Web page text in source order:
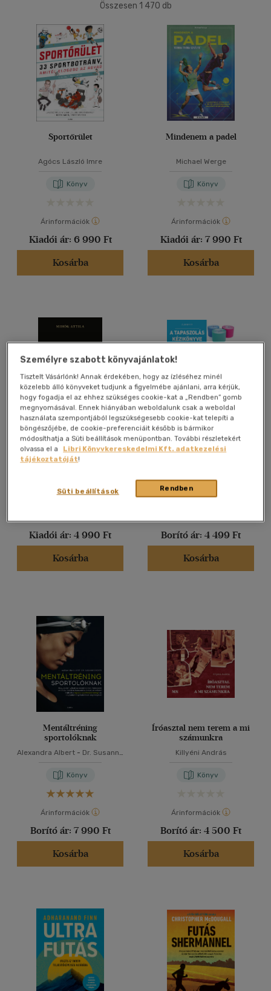
Felnőtt(108)
Nyelv szerint
Magyar(102)
Német
Vélemény szerint
(1464)
Összesen 1 470 db
Sportőrület
Agócs László Imre
Könyv
Árinformációk
Kiadói ár: 6 990 Ft
Kosárba
Mindenem a padel
Michael Werge
Könyv
Árinformációk
Kiadói ár: 7 990 Ft
Kosárba
M-MODEL
Mihók Attila
Kiadói ár: 4 990 Ft
Kosárba
A tapaszolás kézikönyve
Könyv
Borító ár: 4 499 Ft
Kosárba
Mentáltréning
sportolóknak
Alexandra Albert - Dr. Susanne
Könyv
Árinformációk
Borító ár: 7 990 Ft
Kosárba
Íróasztal nem terem a mi
számunkra
Killyéni András
Könyv
Árinformációk
Borító ár: 4 500 Ft
Kosárba
Személyre szabott könyvajánlatok!
Tisztelt Vásárlónk! Annak érdekében, hogy az ízléséhez minél
közelebb álló könyveket tudjunk a figyelmébe ajánlani, arra kérjük,
hogy fogadja el az ehhez szükséges cookie-kat a „Rendben” gomb
megnyomásával. Ennek hiányában weboldalunk csak a weboldal
használata szempontjából legszükségesebb cookie-kat telepíti a
böngészőjébe, de cookie-preferenciáit később is bármikor
módosíthatja a Süti beállítások menüpontban. További részletekért
olvassa el a
Libri Könyvkereskedelmi Kft. adatkezelési
tájékoztatóját!
Rendben
Süti beállítások